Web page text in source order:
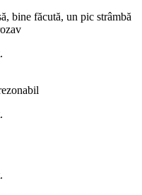
bine făcută, un pic strâmbă